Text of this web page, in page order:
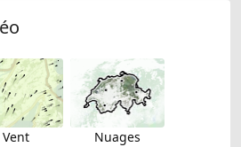
Vent Nuages